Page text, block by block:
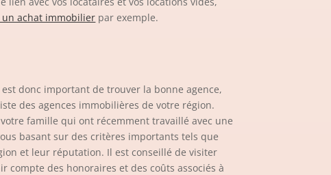
achat immobilier par exemple.
donc important de trouver la bonne agence,
des agences immobilières de votre région.
famille qui ont récemment travaillé avec une
basant sur des critères importants tels que
et leur réputation. Il est conseillé de visiter
des honoraires et des coûts associés à